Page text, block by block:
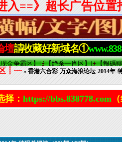
┋┈» 香港六合彩-万众海浪论坛-2014年-
择： https://bbs.838778.com